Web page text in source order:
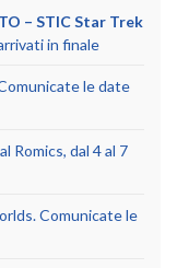
– STIC Star Trek
in finale
le date
Romics, dal 4 al 7
Comunicate le